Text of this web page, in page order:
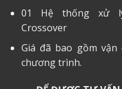
01 Hệ thống xử
Crossover
Giá đã bao gồm
chương trình.